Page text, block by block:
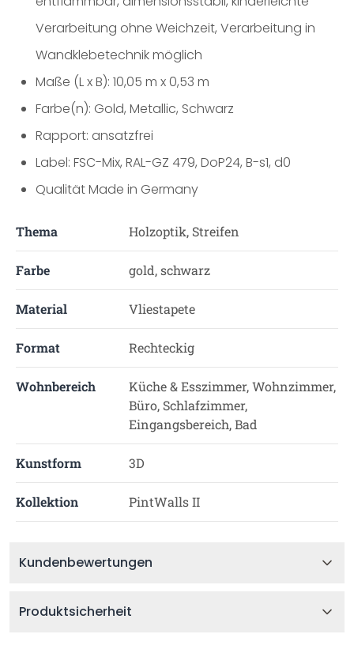
Verarbeitung ohne Weichzeit, Verarbeitung in
Wandklebetechnik möglich
Maße (L x B): 10,05 m x 0,53 m
Farbe(n): Gold, Metallic, Schwarz
Rapport: ansatzfrei
Label: FSC-Mix, RAL-GZ 479, DoP24, B-s1, d0
Qualität Made in Germany
Thema Holzoptik, Streifen
Farbe gold, schwarz
Material Vliestapete
Format Rechteckig
Wohnbereich
Küche & Esszimmer, Wohnzimmer,
Büro, Schlafzimmer,
Eingangsbereich, Bad
Kunstform 3D
Kollektion PintWalls II
Kundenbewertungen
Produktsicherheit